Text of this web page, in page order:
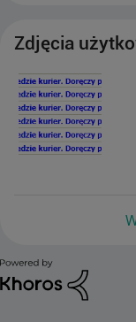
Zdjęcia